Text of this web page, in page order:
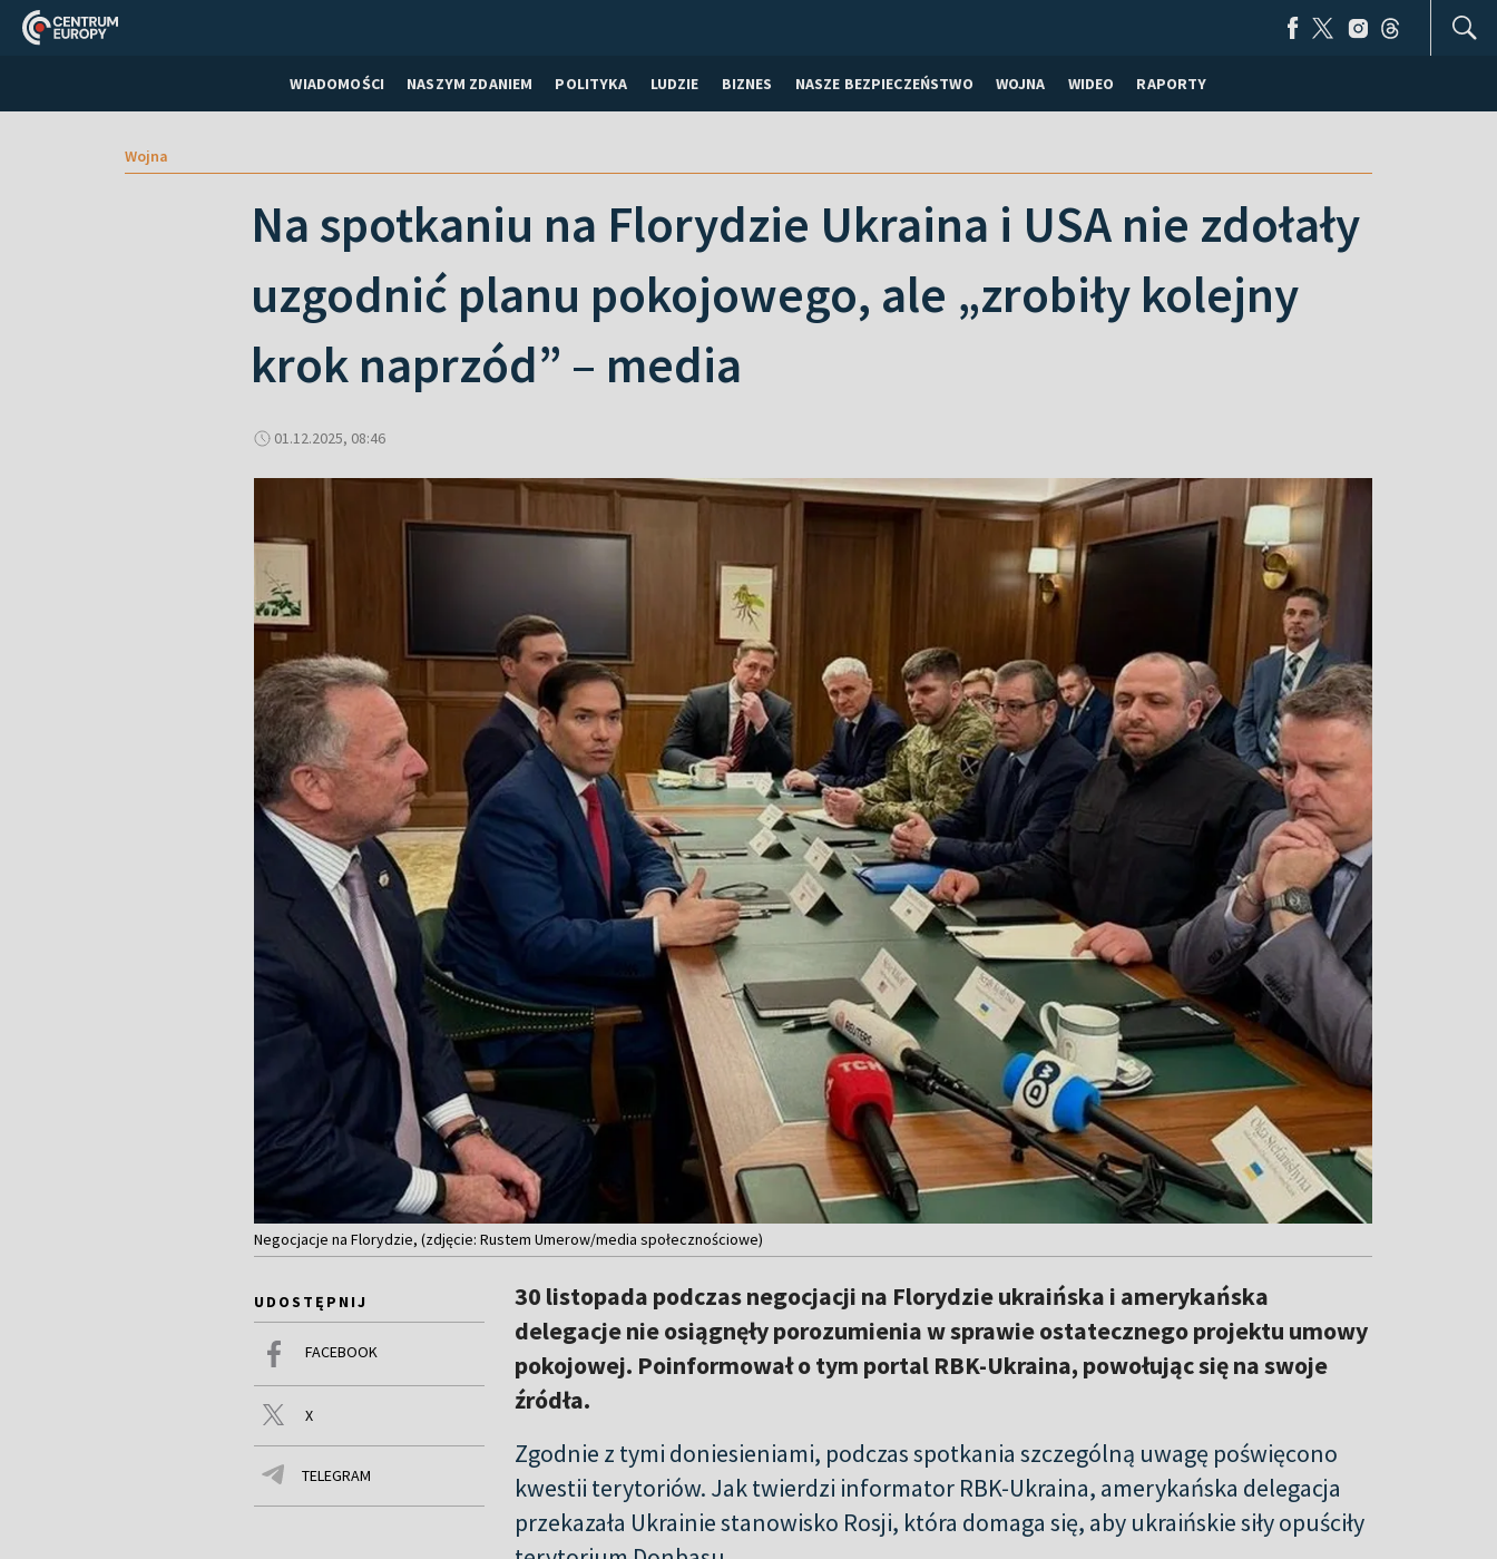
WIADOMOŚCI NASZYM ZDANIEM POLITYKA LUDZIE BIZNES NASZE BEZPIECZEŃSTWO WOJNA WIDEO RAPORTY
Wojna
Na spotkaniu na Florydzie Ukraina i USA nie zdołały
uzgodnić planu pokojowego, ale „zrobiły kolejny
krok naprzód” – media
01.12.2025, 08:46
Negocjacje na Florydzie, (zdjęcie: Rustem Umerow/media społecznościowe)
UDOSTĘPNIJ
FACEBOOK
X
TELEGRAM
30 listopada podczas negocjacji na Florydzie ukraińska i amerykańska
delegacje nie osiągnęły porozumienia w sprawie ostatecznego projektu umowy
pokojowej. Poinformował o tym portal RBK-Ukraina, powołując się na swoje
źródła.
Zgodnie z tymi doniesieniami, podczas spotkania szczególną uwagę poświęcono
kwestii terytoriów. Jak twierdzi informator RBK-Ukraina, amerykańska delegacja
przekazała Ukrainie stanowisko Rosji, która domaga się, aby ukraińskie siły opuściły